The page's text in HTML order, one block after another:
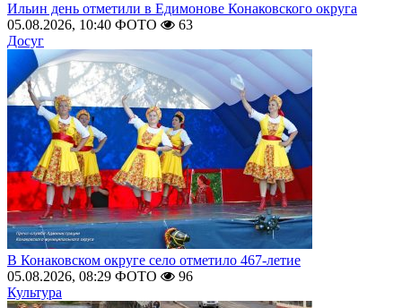
Ильин день отметили в Едимонове Конаковского округа
05.08.2026, 10:40 ФОТО
63
Досуг
В Конаковском округе село отметило 467-летие
05.08.2026, 08:29 ФОТО
96
Культура